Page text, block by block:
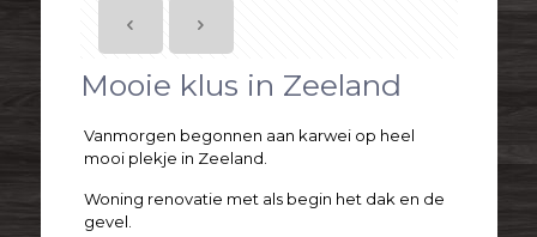
Mooie klus in Zeeland
Vanmorgen begonnen aan karwei op heel
mooi plekje in Zeeland.
Woning renovatie met als begin het dak en de
gevel.